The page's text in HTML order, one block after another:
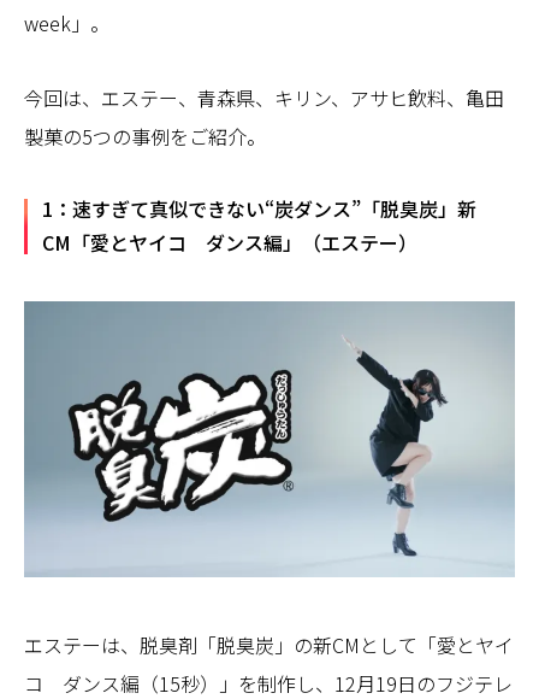
week」。
今回は、エステー、青森県、キリン、アサヒ飲料、亀田
製菓の5つの事例をご紹介。
1：速すぎて真似できない“炭ダンス”「脱臭炭」新
CM「愛とヤイコ ダンス編」（エステー）
エステーは、脱臭剤「脱臭炭」の新CMとして「愛とヤイ
コ ダンス編（15秒）」を制作し、12月19日のフジテレ